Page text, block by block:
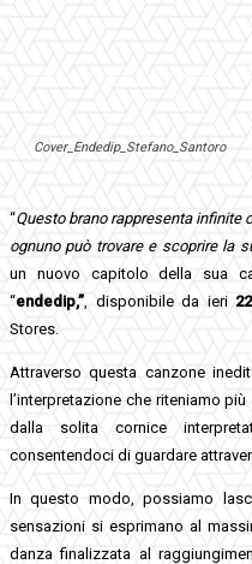
Cover_Endedip_Stefano_Santoro
“Questo brano rappresenta infinite
ognuno può trovare e scoprire la
un nuovo capitolo della sua
“endedip,” , disponibile da ieri
Stores.
Attraverso questa canzone
l’interpretazione che riteniamo
dalla solita cornice
consentendoci di guardare
In questo modo, possiamo
sensazioni si esprimano al
danza finalizzata al